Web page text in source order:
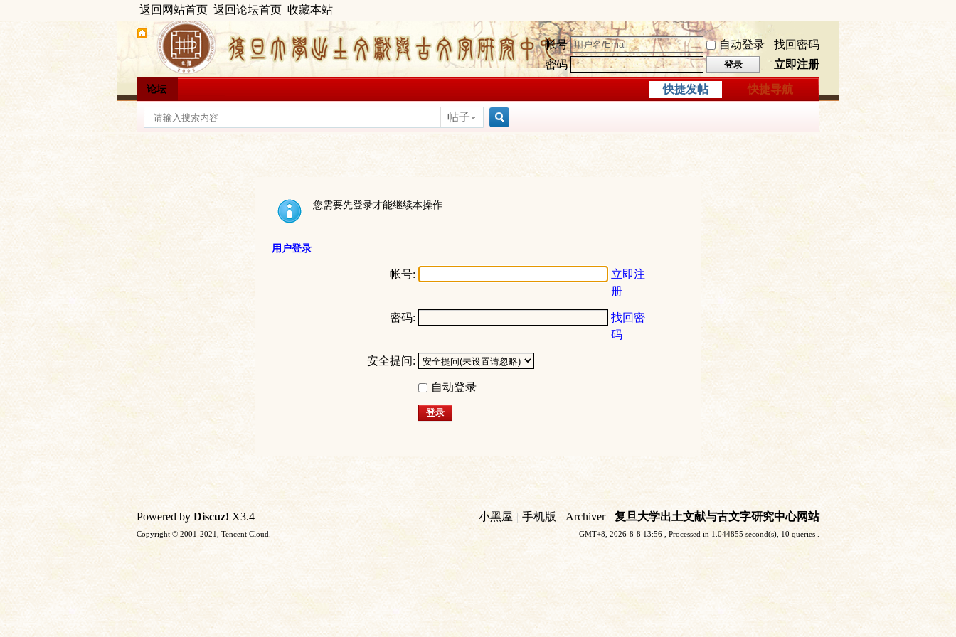
返回网站首页 返回论坛首页 收藏本站
帐号 自动登录
找回密码
密码
登录 立即注册
快捷导航
论坛 快捷发帖
帖子
您需要先登录才能继续本操作
用户登录
帐号:
立即注
册
密码:
找回密
码
安全提问:
自动登录
登录
小黑屋 | 手机版 | Archiver | 复旦大学出土文献与古文字研究中心网站
GMT+8, 2026-8-8 13:56 , Processed in 1.044855 second(s), 10 queries .
Powered by Discuz! X3.4
Copyright © 2001-2021, Tencent Cloud.